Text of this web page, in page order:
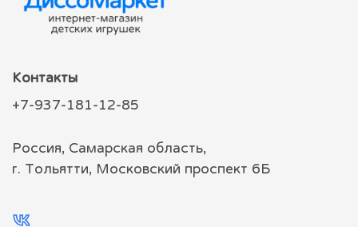
Контакты
+7-937-181-12-85
Россия, Самарская область,
г. Тольятти, Московский проспект 6Б